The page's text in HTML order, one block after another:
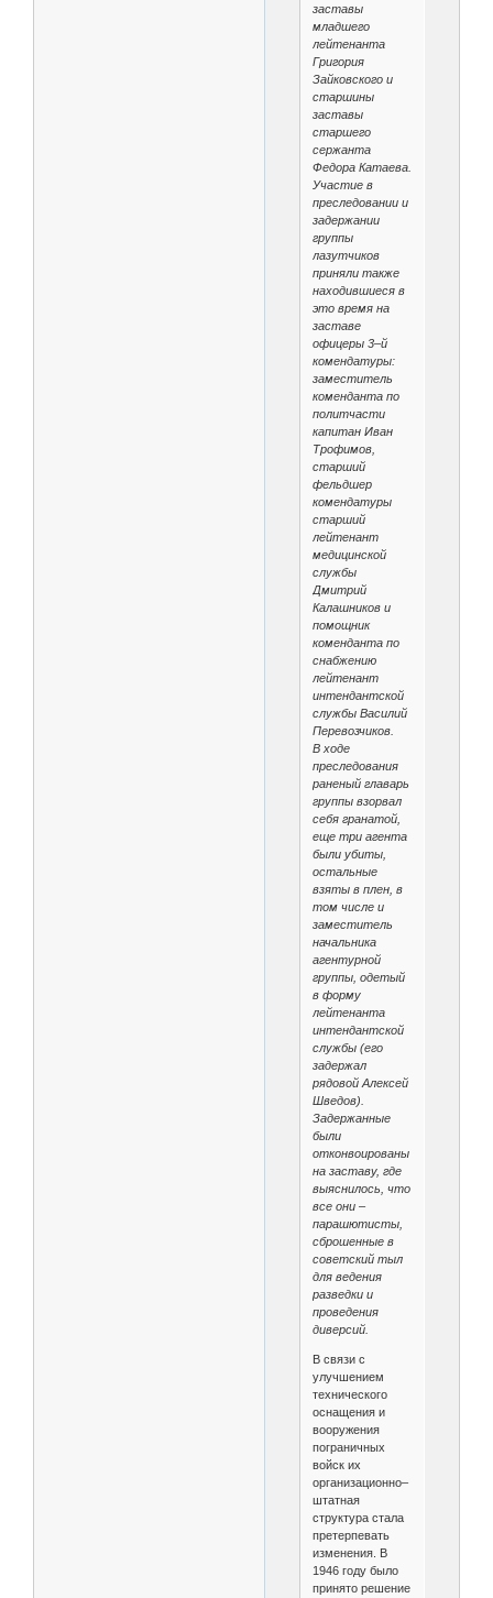
заставы
младшего
лейтенанта
Григория
Зайковского и
старшины
заставы
старшего
сержанта
Федора Катаева.
Участие в
преследовании и
задержании
группы
лазутчиков
приняли также
находившиеся в
это время на
заставе
офицеры 3–й
комендатуры:
заместитель
коменданта по
политчасти
капитан Иван
Трофимов,
старший
фельдшер
комендатуры
старший
лейтенант
медицинской
службы
Дмитрий
Калашников и
помощник
коменданта по
снабжению
лейтенант
интендантской
службы Василий
Перевозчиков.
В ходе
преследования
раненый главарь
группы взорвал
себя гранатой,
еще три агента
были убиты,
остальные
взяты в плен, в
том числе и
заместитель
начальника
агентурной
группы, одетый
в форму
лейтенанта
интендантской
службы (его
задержал
рядовой Алексей
Шведов).
Задержанные
были
отконвоированы
на заставу, где
выяснилось, что
все они –
парашютисты,
сброшенные в
советский тыл
для ведения
разведки и
проведения
диверсий.
В связи с
улучшением
технического
оснащения и
вооружения
пограничных
войск их
организационно–
штатная
структура стала
претерпевать
изменения. В
1946 году было
принято решение